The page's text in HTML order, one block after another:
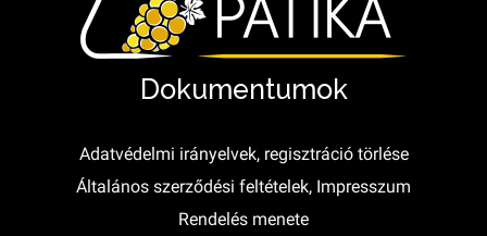
Dokumentumok
Adatvédelmi irányelvek, regisztráció törlése
Általános szerződési feltételek, Impresszum
Rendelés menete